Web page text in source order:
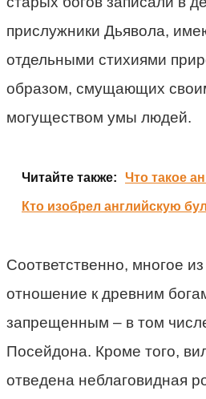
прислужники Дьявола,
отдельными стихиями
образом, смущающих
могуществом умы людей.
Читайте также: Что такое
Кто изобрел английскую
Соответственно, многое
отношение к древним
запрещенным – в том
Посейдона. Кроме того,
отведена неблаговидная